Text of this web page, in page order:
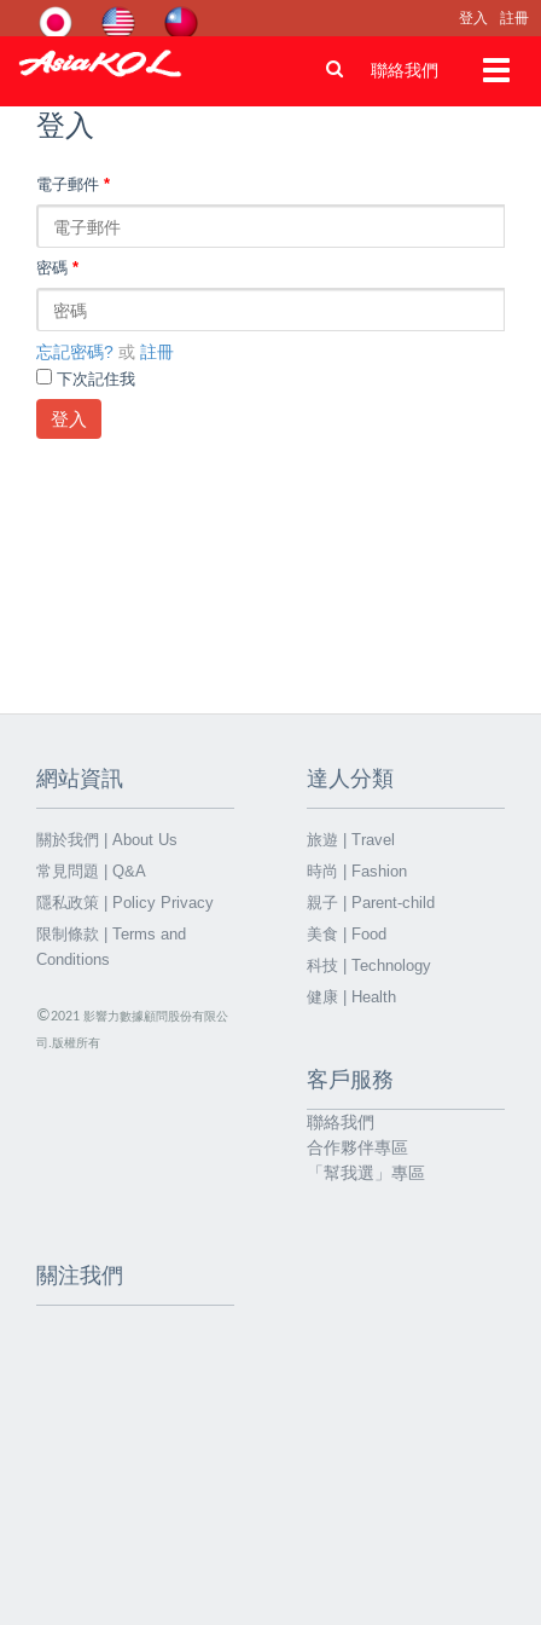
登入 註冊
聯絡我們
登入
電子郵件 *
密碼 *
忘記密碼? 或 註冊
下次記住我
登入
網站資訊
關於我們 | About Us
常見問題 | Q&A
隱私政策 | Policy Privacy
限制條款 | Terms and
Conditions
©2021 影響力數據顧問股份有限公
司.版權所有
達人分類
旅遊 | Travel
時尚 | Fashion
親子 | Parent-child
美食 | Food
科技 | Technology
健康 | Health
客戶服務
聯絡我們
合作夥伴專區
「幫我選」專區
關注我們